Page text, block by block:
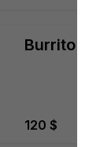
Burrito
120 $